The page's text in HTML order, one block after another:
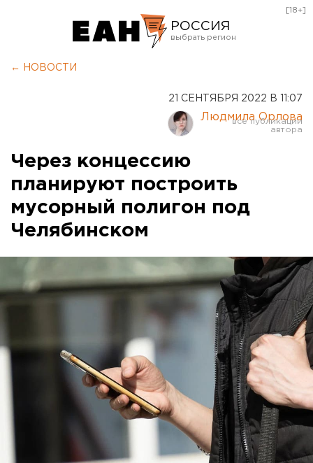
РОССИЯ
Курган
Оренбург
[18+]
← НОВОСТИ
21 СЕНТЯБРЯ 2022 В 11:07
Людмила Орлова
Через концессию
планируют построить
мусорный полигон под
Челябинском